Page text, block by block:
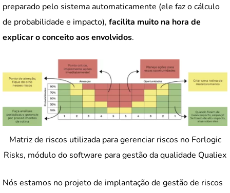
preparado pelo sistema automaticamente (ele faz o cálculo
de probabilidade e impacto), facilita muito na hora de
explicar o conceito aos envolvidos.
Matriz de riscos utilizada para gerenciar riscos no Forlogic
Risks, módulo do software para gestão da qualidade Qualiex
Nós estamos no projeto de implantação de gestão de riscos